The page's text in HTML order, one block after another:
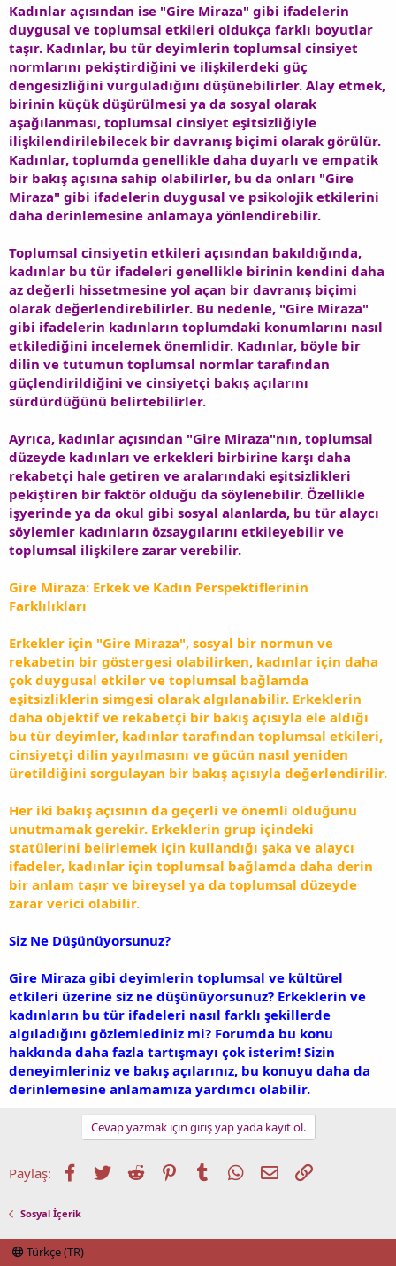
Kadınlar açısından ise "Gire Miraza" gibi ifadelerin
duygusal ve toplumsal etkileri oldukça farklı boyutlar
taşır. Kadınlar, bu tür deyimlerin toplumsal cinsiyet
normlarını pekiştirdiğini ve ilişkilerdeki güç
dengesizliğini vurguladığını düşünebilirler. Alay etmek,
birinin küçük düşürülmesi ya da sosyal olarak
aşağılanması, toplumsal cinsiyet eşitsizliğiyle
ilişkilendirilebilecek bir davranış biçimi olarak görülür.
Kadınlar, toplumda genellikle daha duyarlı ve empatik
bir bakış açısına sahip olabilirler, bu da onları "Gire
Miraza" gibi ifadelerin duygusal ve psikolojik etkilerini
daha derinlemesine anlamaya yönlendirebilir.
Toplumsal cinsiyetin etkileri açısından bakıldığında,
kadınlar bu tür ifadeleri genellikle birinin kendini daha
az değerli hissetmesine yol açan bir davranış biçimi
olarak değerlendirebilirler. Bu nedenle, "Gire Miraza"
gibi ifadelerin kadınların toplumdaki konumlarını nasıl
etkilediğini incelemek önemlidir. Kadınlar, böyle bir
dilin ve tutumun toplumsal normlar tarafından
güçlendirildiğini ve cinsiyetçi bakış açılarını
sürdürdüğünü belirtebilirler.
Ayrıca, kadınlar açısından "Gire Miraza"nın, toplumsal
düzeyde kadınları ve erkekleri birbirine karşı daha
rekabetçi hale getiren ve aralarındaki eşitsizlikleri
pekiştiren bir faktör olduğu da söylenebilir. Özellikle
işyerinde ya da okul gibi sosyal alanlarda, bu tür alaycı
söylemler kadınların özsaygılarını etkileyebilir ve
toplumsal ilişkilere zarar verebilir.
Gire Miraza: Erkek ve Kadın Perspektiflerinin
Farklılıkları
Erkekler için "Gire Miraza", sosyal bir normun ve
rekabetin bir göstergesi olabilirken, kadınlar için daha
çok duygusal etkiler ve toplumsal bağlamda
eşitsizliklerin simgesi olarak algılanabilir. Erkeklerin
daha objektif ve rekabetçi bir bakış açısıyla ele aldığı
bu tür deyimler, kadınlar tarafından toplumsal etkileri,
cinsiyetçi dilin yayılmasını ve gücün nasıl yeniden
üretildiğini sorgulayan bir bakış açısıyla değerlendirilir.
Her iki bakış açısının da geçerli ve önemli olduğunu
unutmamak gerekir. Erkeklerin grup içindeki
statülerini belirlemek için kullandığı şaka ve alaycı
ifadeler, kadınlar için toplumsal bağlamda daha derin
bir anlam taşır ve bireysel ya da toplumsal düzeyde
zarar verici olabilir.
Siz Ne Düşünüyorsunuz?
Gire Miraza gibi deyimlerin toplumsal ve kültürel
etkileri üzerine siz ne düşünüyorsunuz? Erkeklerin ve
kadınların bu tür ifadeleri nasıl farklı şekillerde
algıladığını gözlemlediniz mi? Forumda bu konu
hakkında daha fazla tartışmayı çok isterim! Sizin
deneyimleriniz ve bakış açılarınız, bu konuyu daha da
derinlemesine anlamamıza yardımcı olabilir.
Cevap yazmak için giriş yap yada kayıt ol.
Paylaş: Facebook
TwitterReddit PinterestTumblrWhatsApp
E-postaLink
Sosyal İçerik
Türkçe (TR)